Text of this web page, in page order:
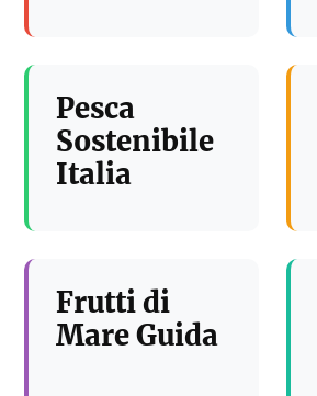
Pesca
Sostenibile
Italia
Frutti di
Mare Guida